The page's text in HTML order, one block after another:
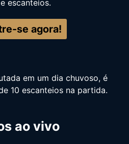
escanteios.
se agora!
em um dia chuvoso, é
10 escanteios na partida.
ao vivo